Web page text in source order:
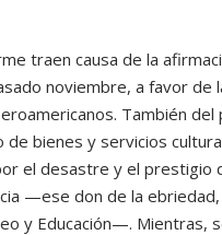
traen causa de la
noviembre, a favor
También
de bienes y servicios
el desastre y el prestigio
—ese don de la
y Educación—.